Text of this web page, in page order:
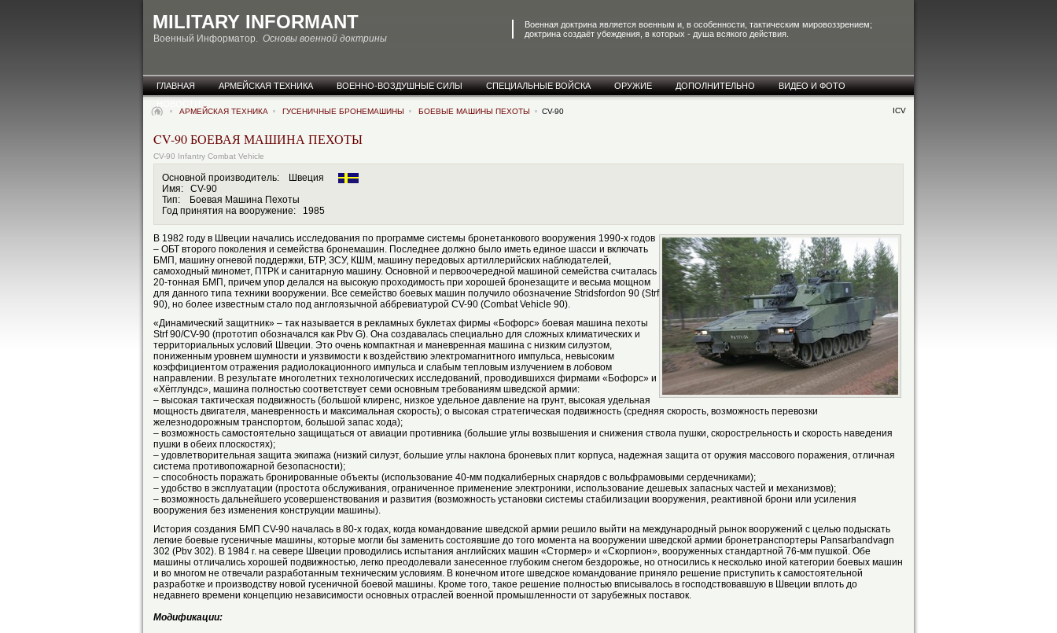
MILITARY INFORMANT
Военная доктрина является военным и, в особенности, тактическим мировоззрением;
доктрина создаёт убеждения, в которых - душа всякого действия.
Военный Информатор. Основы военной доктрины
ГЛАВНАЯ АРМЕЙСКАЯ ТЕХНИКА ВОЕННО-ВОЗДУШНЫЕ СИЛЫ СПЕЦИАЛЬНЫЕ ВОЙСКА ОРУЖИЕ ДОПОЛНИТЕЛЬНО
ВИДЕО И ФОТО
АРМЕЙСКАЯ ТЕХНИКА ГУСЕНИЧНЫЕ БРОНЕМАШИНЫ БОЕВЫЕ МАШИНЫ ПЕХОТЫ CV-90 ICV
CV-90 БОЕВАЯ МАШИНА ПЕХОТЫ
CV-90 Infantry Combat Vehicle
Основной производитель: Швеция
Имя: CV-90
Тип: Боевая Машина Пехоты
Год принятия на вооружение: 1985
В 1982 году в Швеции начались исследования по программе системы бронетанкового вооружения 1990-х годов
– ОБТ второго поколения и семейства бронемашин. Последнее должно было иметь единое шасси и включать
БМП, машину огневой поддержки, БТР, ЗСУ, КШМ, машину передовых артиллерийских наблюдателей,
самоходный миномет, ПТРК и санитарную машину. Основной и первоочередной машиной семейства считалась
20-тонная БМП, причем упор делался на высокую проходимость при хорошей бронезащите и весьма мощном
для данного типа техники вооружении. Все семейство боевых машин получило обозначение Stridsfordon 90 (Strf
90), но более известным стало под англоязычной аббревиатурой CV-90 (Combat Vehicle 90).
«Динамический защитник» – так называется в рекламных буклетах фирмы «Бофорс» боевая машина пехоты
Strf 90/CV-90 (прототип обозначался как Pbv G). Она создавалась специально для сложных климатических и
территориальных условий Швеции. Это очень компактная и маневренная машина с низким силуэтом,
пониженным уровнем шумности и уязвимости к воздействию электромагнитного импульса, невысоким
коэффициентом отражения радиолокационного импульса и слабым тепловым излучением в лобовом
направлении. В результате многолетних технологических исследований, проводившихся фирмами «Бофорс» и
«Хёгглундс», машина полностью соответствует семи основным требованиям шведской армии:
– высокая тактическая подвижность (большой клиренс, низкое удельное давление на грунт, высокая удельная
мощность двигателя, маневренность и максимальная скорость); o высокая стратегическая подвижность (средняя скорость, возможность перевозки
железнодорожным транспортом, большой запас хода);
– возможность самостоятельно защищаться от авиации противника (большие углы возвышения и снижения ствола пушки, скорострельность и скорость наведения
пушки в обеих плоскостях);
– удовлетворительная защита экипажа (низкий силуэт, большие углы наклона броневых плит корпуса, надежная защита от оружия массового поражения, отличная
система противопожарной безопасности);
– способность поражать бронированные объекты (использование 40-мм подкалиберных снарядов с вольфрамовыми сердечниками);
– удобство в эксплуатации (простота обслуживания, ограниченное применение электроники, использование дешевых запасных частей и механизмов);
– возможность дальнейшего усовершенствования и развития (возможность установки системы стабилизации вооружения, реактивной брони или усиления
вооружения без изменения конструкции машины).
История создания БМП CV-90 началась в 80-х годах, когда командование шведской армии решило выйти на международный рынок вооружений с целью подыскать
легкие боевые гусеничные машины, которые могли бы заменить состоявшие до того момента на вооружении шведской армии бронетранспортеры Раnsarbandvagn
302 (Pbv 302). В 1984 г. на севере Швеции проводились испытания английских машин «Стормер» и «Скорпион», вооруженных стандартной 76-мм пушкой. Обе
машины отличались хорошей подвижностью, легко преодолевали занесенное глубоким снегом бездорожье, но относились к несколько иной категории боевых машин
и во многом не отвечали разработанным техническим условиям. В конечном итоге шведское командование приняло решение приступить к самостоятельной
разработке и производству новой гусеничной боевой машины. Кроме того, такое решение полностью вписывалось в господствовавшую в Швеции вплоть до
недавнего времени концепцию независимости основных отраслей военной промышленности от зарубежных поставок.
Модификации: